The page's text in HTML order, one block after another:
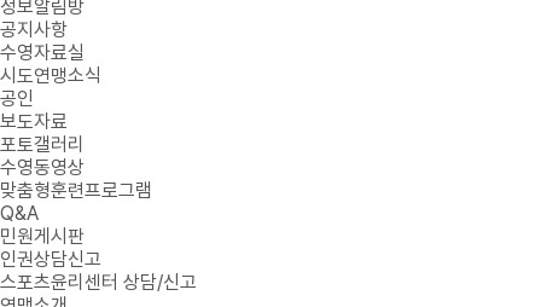
정보알림방
공지사항
수영자료실
시도연맹소식
공인
보도자료
포토갤러리
수영동영상
맞춤형훈련프로그램
Q&A
민원게시판
인권상담신고
스포츠윤리센터 상담/신고